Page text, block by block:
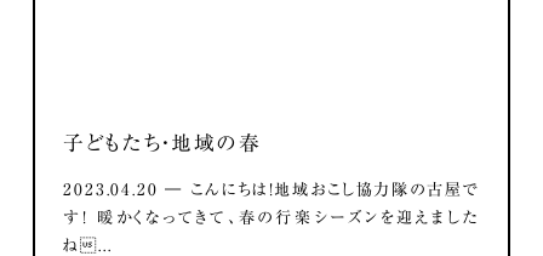
子どもたち・地域の春
2023.04.20 ― こんにちは！地域おこし協力隊の古屋で
す！ 暖かくなってきて、春の行楽シーズンを迎えました
ね...